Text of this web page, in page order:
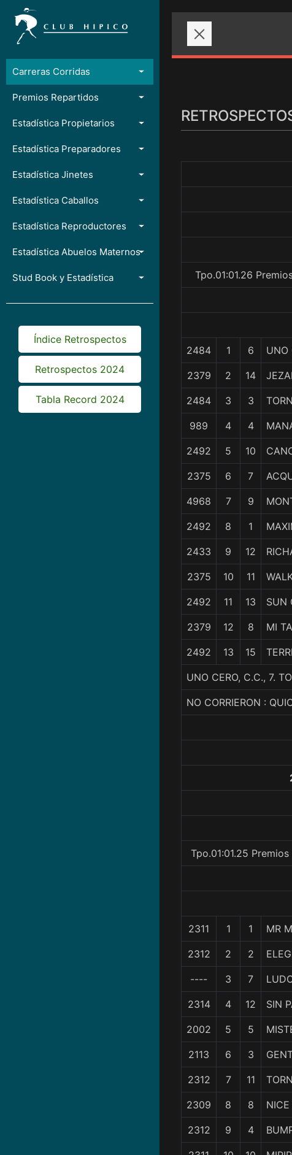
Carreras Corridas
Premios Repartidos
Estadística Propietarios
Estadística Preparadores
Estadística Jinetes
Estadística Caballos
Estadística Reproductores
Estadística Abuelos Maternos
Stud Book y Estadística
Índice Retrospectos
Retrospectos 2024
Tabla Record 2024
Tpo.01:01.26
2484 1 6 UNO
2379 2 14
2484 3 3
989 4 4
2492 5 10
2375 6 7
4968 7 9
2492 8 1
2433 9 12
2375 10 11
2492 11 13 SUN
2379 12 8 MI
2492 13 15
UNO CERO, C.C., 7.
NO CORRIERON :
Tpo.01:01.25
2311 1 1 MR
2312 2 2
---- 3 7
2314 4 12 SIN
2002 5 5
2113 6 3
2312 7 11
2309 8 8
2312 9 4